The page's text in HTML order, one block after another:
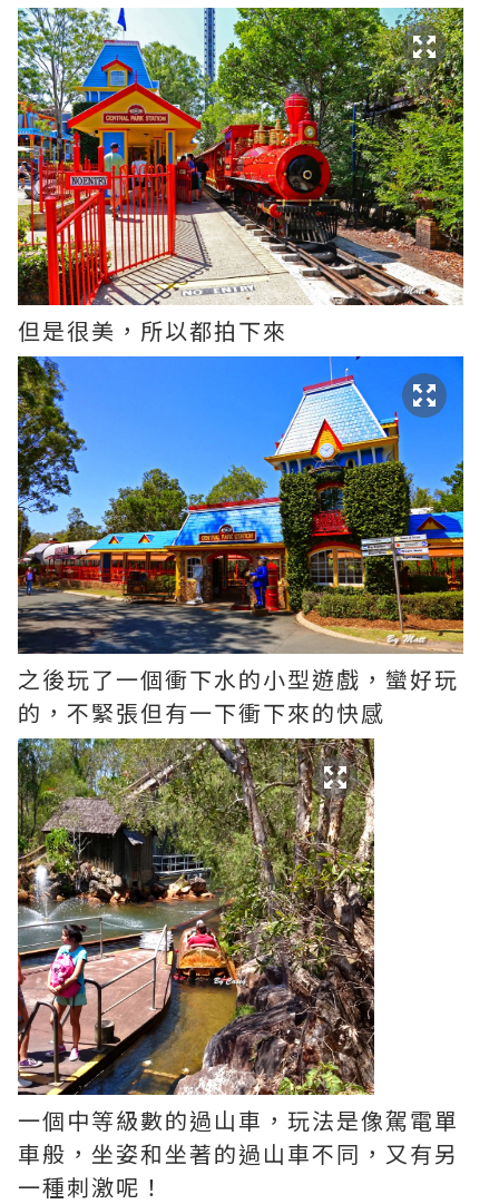
但是很美，所以都拍下來
之後玩了一個衝下水的小型遊戲，蠻好玩
的，不緊張但有一下衝下來的快感
一個中等級數的過山車，玩法是像駕電單
車般，坐姿和坐著的過山車不同，又有另
一種刺激呢！